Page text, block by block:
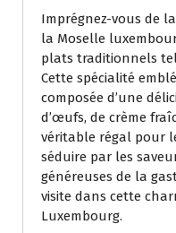
Imprégnez-vous de
la Moselle
plats traditionnels
Cette spécialité
composée d’une
d’œufs, de crème
véritable régal pour
séduire par les
généreuses de la
visite dans cette
Luxembourg.